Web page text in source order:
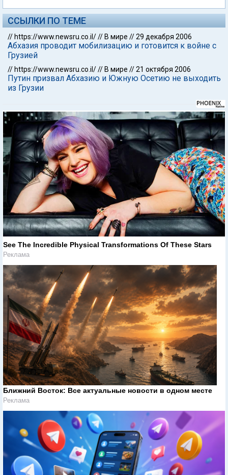
ССЫЛКИ ПО ТЕМЕ
// https://www.newsru.co.il/// В мире //29 декабря 2006
Абхазия проводит мобилизацию и готовится к войне с
Грузией
// https://www.newsru.co.il/// В мире //21 октября 2006
Путин призвал Абхазию и Южную Осетию не выходить
из Грузии
See The Incredible Physical Transformations Of These Stars
Реклама
Ближний Восток: Все актуальные новости в одном месте
Реклама